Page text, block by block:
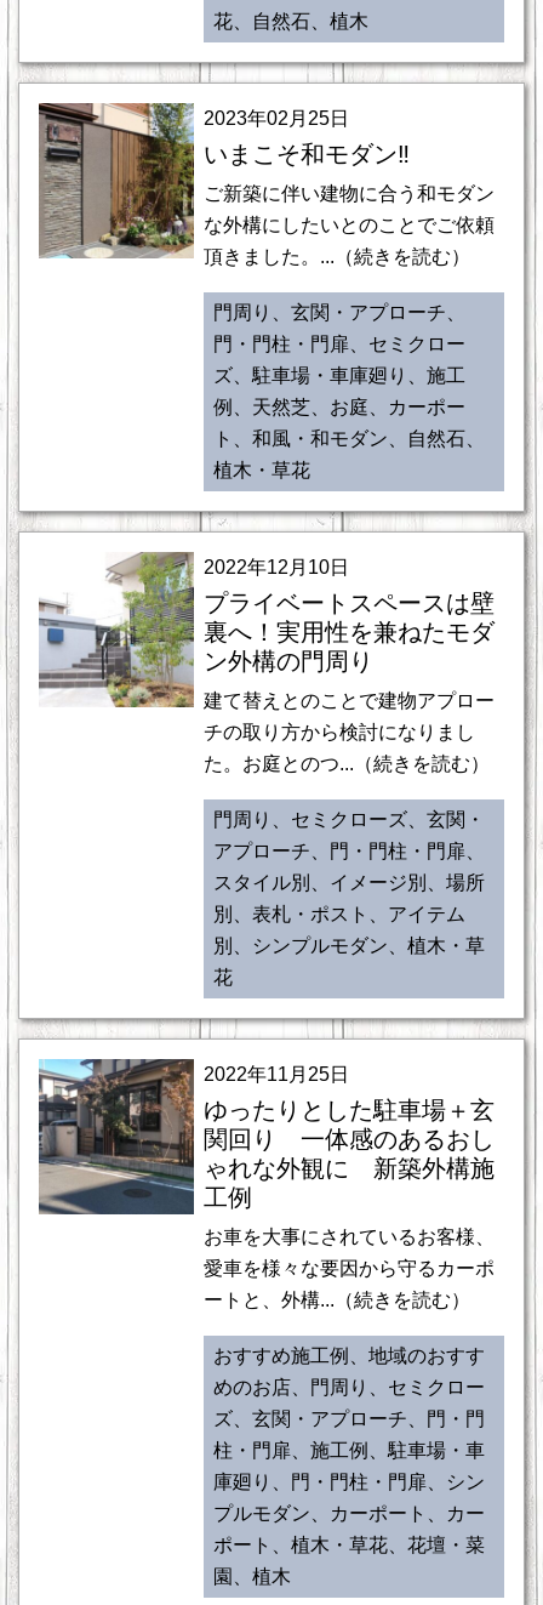
花、自然石、植木
2023年02月25日
いまこそ和モダン‼
ご新築に伴い建物に合う和モダン
な外構にしたいとのことでご依頼
頂きました。...（続きを読む）
門周り、玄関・アプローチ、
門・門柱・門扉、セミクロー
ズ、駐車場・車庫廻り、施工
例、天然芝、お庭、カーポー
ト、和風・和モダン、自然石、
植木・草花
2022年12月10日
プライベートスペースは壁
裏へ！実用性を兼ねたモダ
ン外構の門周り
建て替えとのことで建物アプロー
チの取り方から検討になりまし
た。お庭とのつ...（続きを読む）
門周り、セミクローズ、玄関・
アプローチ、門・門柱・門扉、
スタイル別、イメージ別、場所
別、表札・ポスト、アイテム
別、シンプルモダン、植木・草
花
2022年11月25日
ゆったりとした駐車場＋玄
関回り 一体感のあるおし
ゃれな外観に 新築外構施
工例
お車を大事にされているお客様、
愛車を様々な要因から守るカーポ
ートと、外構...（続きを読む）
おすすめ施工例、地域のおすす
めのお店、門周り、セミクロー
ズ、玄関・アプローチ、門・門
柱・門扉、施工例、駐車場・車
庫廻り、門・門柱・門扉、シン
プルモダン、カーポート、カー
ポート、植木・草花、花壇・菜
園、植木